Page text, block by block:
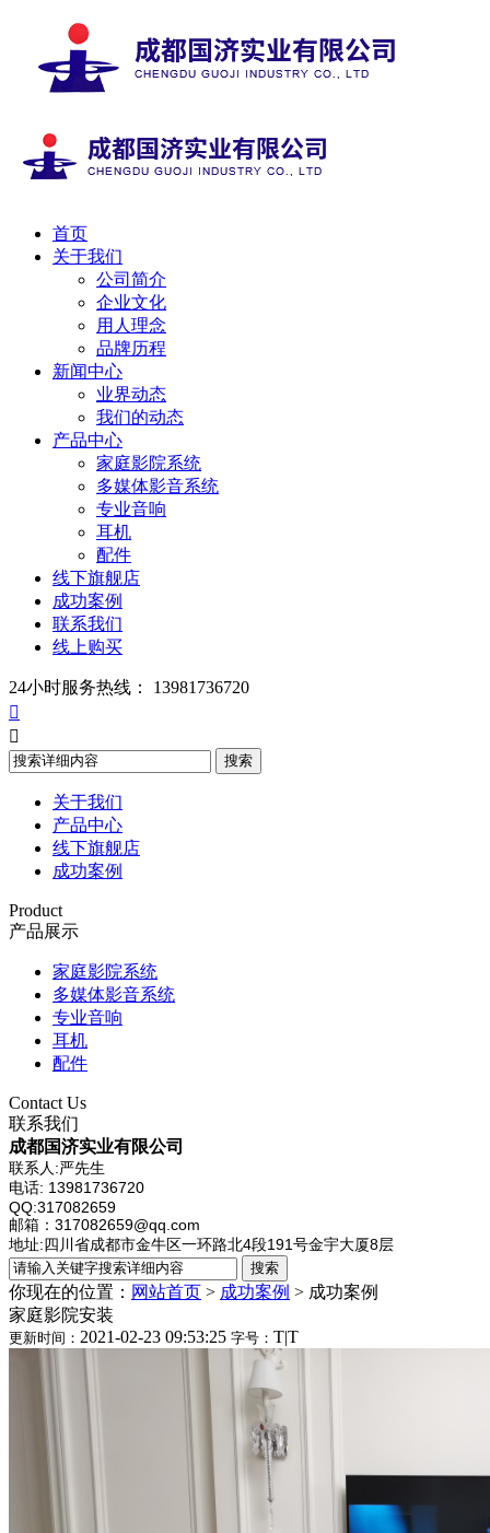
首页
关于我们
公司简介
企业文化
用人理念
品牌历程
新闻中心
业界动态
我们的动态
产品中心
家庭影院系统
多媒体影音系统
专业音响
耳机
配件
线下旗舰店
成功案例
联系我们
线上购买
24小时服务热线： 13981736720


关于我们
产品中心
线下旗舰店
成功案例
Product
产品展示
家庭影院系统
多媒体影音系统
专业音响
耳机
配件
Contact Us
联系我们
成都国济实业有限公司
联系人:严先生
电话: 13981736720
QQ:317082659
邮箱：317082659@qq.com
地址:四川省成都市金牛区一环路北4段191号金宇大厦8层
你现在的位置： 网站首页 > 成功案例 > 成功案例
家庭影院安装
更新时间： 2021-02-23 09:53:25 字号： T|T